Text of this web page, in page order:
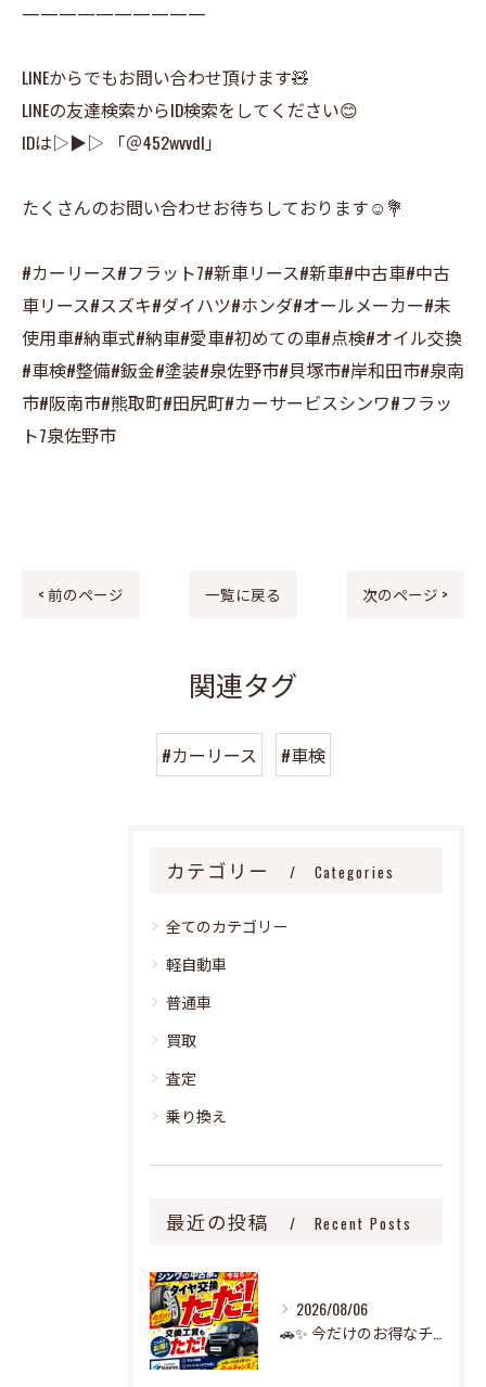
——————————
LINEからでもお問い合わせ頂けます🧸
LINEの友達検索からID検索をしてください😊
IDは▷▶▷ 「＠452wvvdl」
たくさんのお問い合わせお待ちしております☺️💐
#カーリース#フラット7#新車リース#新車#中古車#中古
車リース#スズキ#ダイハツ#ホンダ#オールメーカー#未
使用車#納車式#納車#愛車#初めての車#点検#オイル交換
#車検#整備#鈑金#塗装#泉佐野市#貝塚市#岸和田市#泉南
市#阪南市#熊取町#田尻町#カーサービスシンワ#フラッ
ト7泉佐野市
< 前のページ 一覧に戻る 次のページ >
関連タグ
#カーリース #車検
カテゴリー Categories
全てのカテゴリー
軽自動車
普通車
買取
査定
乗り換え
最近の投稿 Recent Posts
2026/08/06